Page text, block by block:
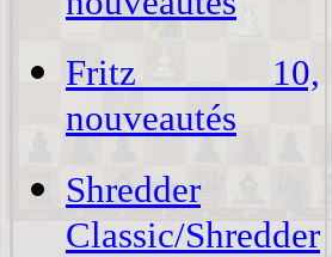
Fritz 10,
nouveautés
Shredder
Classic/Shredder